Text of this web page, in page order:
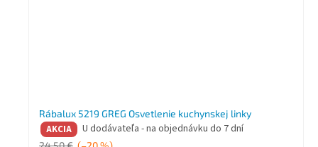
Rábalux 5219 GREG Osvetlenie kuchynskej linky
AKCIA U dodávateľa - na objednávku do 7 dní